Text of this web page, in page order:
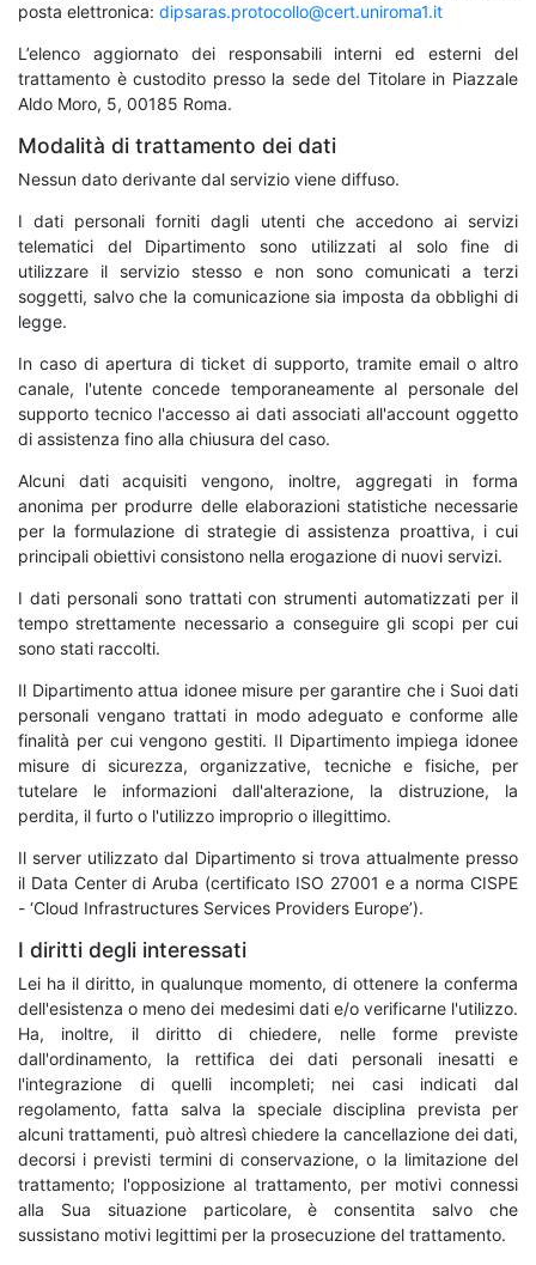
posta elettronica: dipsaras.protocollo@cert.uniroma1.it
L’elenco aggiornato dei responsabili interni ed esterni del
trattamento è custodito presso la sede del Titolare in Piazzale
Aldo Moro, 5, 00185 Roma.
Modalità di trattamento dei dati
Nessun dato derivante dal servizio viene diffuso.
I dati personali forniti dagli utenti che accedono ai servizi
telematici del Dipartimento sono utilizzati al solo fine di
utilizzare il servizio stesso e non sono comunicati a terzi
soggetti, salvo che la comunicazione sia imposta da obblighi di
legge.
In caso di apertura di ticket di supporto, tramite email o altro
canale, l'utente concede temporaneamente al personale del
supporto tecnico l'accesso ai dati associati all'account oggetto
di assistenza fino alla chiusura del caso.
Alcuni dati acquisiti vengono, inoltre, aggregati in forma
anonima per produrre delle elaborazioni statistiche necessarie
per la formulazione di strategie di assistenza proattiva, i cui
principali obiettivi consistono nella erogazione di nuovi servizi.
I dati personali sono trattati con strumenti automatizzati per il
tempo strettamente necessario a conseguire gli scopi per cui
sono stati raccolti.
Il Dipartimento attua idonee misure per garantire che i Suoi dati
personali vengano trattati in modo adeguato e conforme alle
finalità per cui vengono gestiti. Il Dipartimento impiega idonee
misure di sicurezza, organizzative, tecniche e fisiche, per
tutelare le informazioni dall'alterazione, la distruzione, la
perdita, il furto o l'utilizzo improprio o illegittimo.
Il server utilizzato dal Dipartimento si trova attualmente presso
il Data Center di Aruba (certificato ISO 27001 e a norma CISPE
- ‘Cloud Infrastructures Services Providers Europe’).
I diritti degli interessati
Lei ha il diritto, in qualunque momento, di ottenere la conferma
dell'esistenza o meno dei medesimi dati e/o verificarne l'utilizzo.
Ha, inoltre, il diritto di chiedere, nelle forme previste
dall'ordinamento, la rettifica dei dati personali inesatti e
l'integrazione di quelli incompleti; nei casi indicati dal
regolamento, fatta salva la speciale disciplina prevista per
alcuni trattamenti, può altresì chiedere la cancellazione dei dati,
decorsi i previsti termini di conservazione, o la limitazione del
trattamento; l'opposizione al trattamento, per motivi connessi
alla Sua situazione particolare, è consentita salvo che
sussistano motivi legittimi per la prosecuzione del trattamento.